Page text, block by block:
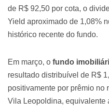
de R$ 92,50 por cota, o
Yield aproximado de 1,08%
histórico recente do fundo.
Em março, o fundo
resultado distribuível de R$
positivamente por prêmio no
Vila Leopoldina, equivalente